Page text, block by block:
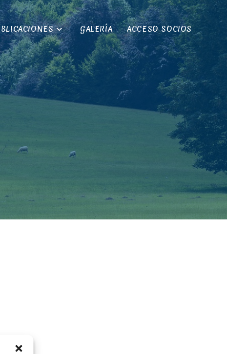
GALERÍA ACCESO SOCIOS